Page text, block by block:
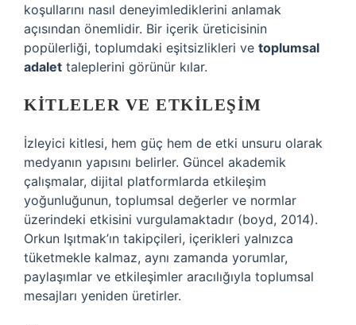
koşullarını nasıl deneyimlediklerini anlamak
açısından önemlidir. Bir içerik üreticisinin
popülerliği, toplumdaki eşitsizlikleri ve toplumsal
adalet taleplerini görünür kılar.
KITLELER VE ETKILEŞIM
İzleyici kitlesi, hem güç hem de etki unsuru olarak
medyanın yapısını belirler. Güncel akademik
çalışmalar, dijital platformlarda etkileşim
yoğunluğunun, toplumsal değerler ve normlar
üzerindeki etkisini vurgulamaktadır (boyd, 2014).
Orkun Işıtmak’ın takipçileri, içerikleri yalnızca
tüketmekle kalmaz, aynı zamanda yorumlar,
paylaşımlar ve etkileşimler aracılığıyla toplumsal
mesajları yeniden üretirler.